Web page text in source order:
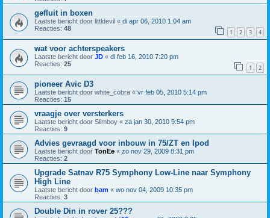
gefluit in boxen
Laatste bericht door littldevil « di apr 06, 2010 1:04 am
Reacties: 48 1 2 3 4
wat voor achterspeakers
Laatste bericht door JD « di feb 16, 2010 7:20 pm
Reacties: 25 1 2
pioneer Avic D3
Laatste bericht door white_cobra « vr feb 05, 2010 5:14 pm
Reacties: 15
vraagje over versterkers
Laatste bericht door Slimboy « za jan 30, 2010 9:54 pm
Reacties: 9
Advies gevraagd voor inbouw in 75/ZT en Ipod
Laatste bericht door TonEe « zo nov 29, 2009 8:31 pm
Reacties: 2
Upgrade Satnav R75 Symphony Low-Line naar Symphony
High Line
Laatste bericht door bam « wo nov 04, 2009 10:35 pm
Reacties: 3
Double Din in rover 25???